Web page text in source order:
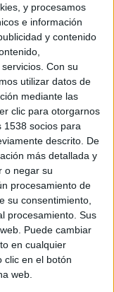
y procesamos
e información
y contenido
Con su
utilizar datos de
mediante las
clic para otorgarnos
1538 socios para
descrito. De
más detallada y
o negar su
procesamiento de
su consentimiento,
procesamiento. Sus
Puede cambiar
en cualquier
clic en el botón
web.
y lanza un
una campaña
la empresa donará
beneficio de la Fundación
sus familiares.
destacan las
y de la Fundación
venta desde hoy y hasta
pretende sensibilizar
de vídeo